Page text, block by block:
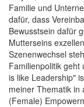
Familie und
dafür, dass
Bewusstsein dafür
Mutterseins
Szenenwechsel
Familienpolitik geht
is like Leadership"
meiner Thematik in
(Female)